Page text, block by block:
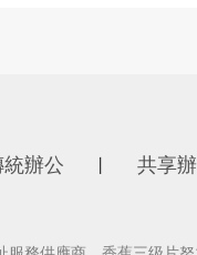
統辦公 共享